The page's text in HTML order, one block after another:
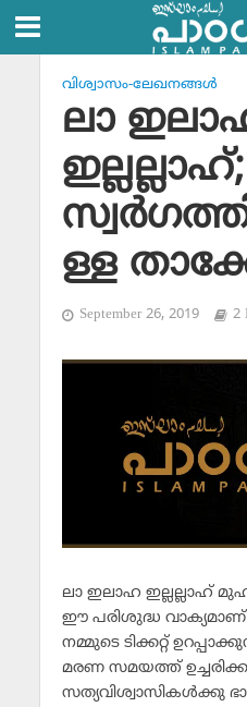
വിശ്വാസം-ലേഖനങ്ങള്‍
ലാ
ഇല്ലല്ലാഹ്;
ള്ള
September 26, 2019 2
ലാ ഇലാഹ ഇല്ലല്ലാഹ്
ഈ പരിശുദ്ധ വാക്യമാണ്
നമ്മുടെ ടിക്കറ്റ്
മരണ സമയത്ത്
സത്യവിശ്വാസികള്‍ക്കു